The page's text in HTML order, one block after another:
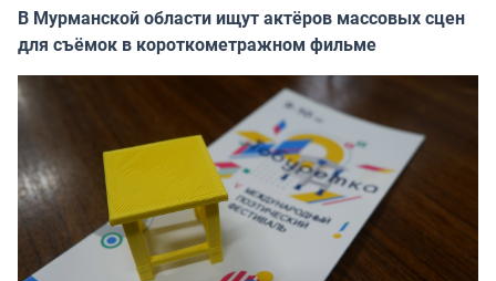
В Мурманской области ищут актёров массовых сцен
для съёмок в короткометражном фильме